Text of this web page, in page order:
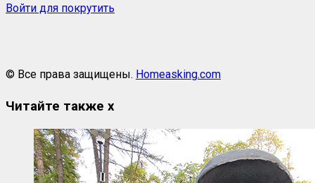
Войти для покрутить
© Все права защищены. Homeasking.com
Читайте также x